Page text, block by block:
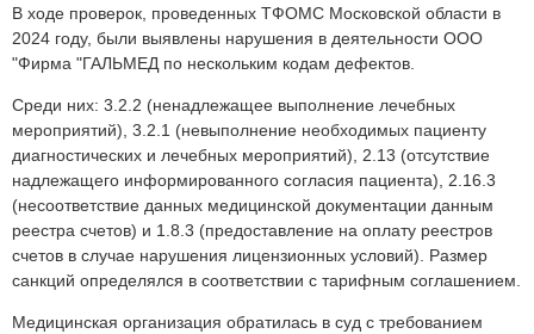
В ходе проверок, проведенных ТФОМС Московской области в
2024 году, были выявлены нарушения в деятельности ООО
"Фирма "ГАЛЬМЕД по нескольким кодам дефектов.
Среди них: 3.2.2 (ненадлежащее выполнение лечебных
мероприятий), 3.2.1 (невыполнение необходимых пациенту
диагностических и лечебных мероприятий), 2.13 (отсутствие
надлежащего информированного согласия пациента), 2.16.3
(несоответствие данных медицинской документации данным
реестра счетов) и 1.8.3 (предоставление на оплату реестров
счетов в случае нарушения лицензионных условий). Размер
санкций определялся в соответствии с тарифным соглашением.
Медицинская организация обратилась в суд с требованием